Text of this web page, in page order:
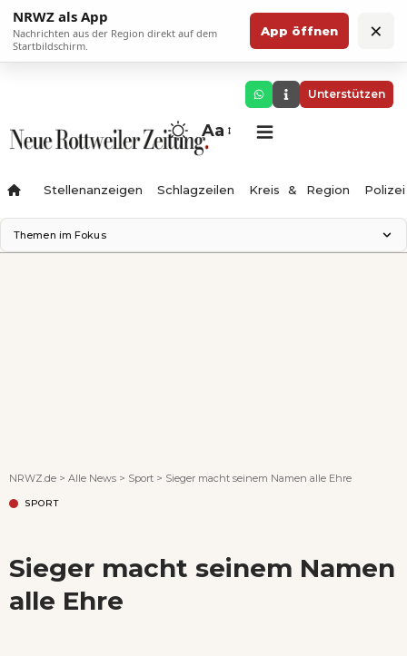
NRWZ als App
Nachrichten aus der Region direkt auf dem
Startbildschirm.
App öffnen ×
Unterstützen
Aa
Stellenanzeigen Schlagzeilen Kreis & Region Polizei
Themen im Fokus
NRWZ.de > Alle News > Sport > Sieger macht seinem Namen alle Ehre
SPORT
Sieger macht seinem Namen
alle Ehre